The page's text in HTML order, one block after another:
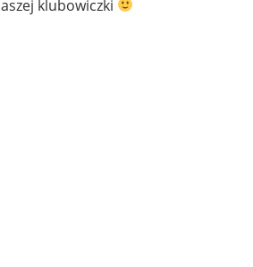
klubowiczki